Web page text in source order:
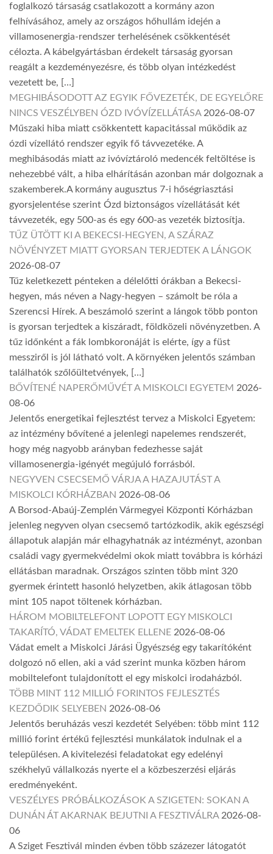
foglalkozó társaság csatlakozott a kormány azon
felhívásához, amely az országos hőhullám idején a
villamosenergia-rendszer terhelésének csökkentését
célozta. A kábelgyártásban érdekelt társaság gyorsan
reagált a kezdeményezésre, és több olyan intézkedést
vezetett be, […]
MEGHIBÁSODOTT AZ EGYIK FŐVEZETÉK, DE EGYELŐRE
NINCS VESZÉLYBEN ÓZD IVÓVÍZELLÁTÁSA 2026-08-07
Műszaki hiba miatt csökkentett kapacitással működik az
ózdi vízellátó rendszer egyik fő távvezetéke. A
meghibásodás miatt az ivóvíztároló medencék feltöltése is
nehezebbé vált, a hiba elhárításán azonban már dolgoznak a
szakemberek.A kormány augusztus 7-i hőségriasztási
gyorsjelentése szerint Ózd biztonságos vízellátását két
távvezeték, egy 500-as és egy 600-as vezeték biztosítja.
TŰZ ÜTÖTT KI A BEKECSI-HEGYEN, A SZÁRAZ
NÖVÉNYZET MIATT GYORSAN TERJEDTEK A LÁNGOK
2026-08-07
Tűz keletkezett pénteken a délelőtti órákban a Bekecsi-
hegyen, más néven a Nagy-hegyen – számolt be róla a
Szerencsi Hírek. A beszámoló szerint a lángok több ponton
is gyorsan terjedtek a kiszáradt, földközeli növényzetben. A
tűz időnként a fák lombkoronáját is elérte, így a füst
messziről is jól látható volt. A környéken jelentős számban
találhatók szőlőültetvények, […]
BŐVÍTENÉ NAPERŐMŰVÉT A MISKOLCI EGYETEM 2026-
08-06
Jelentős energetikai fejlesztést tervez a Miskolci Egyetem:
az intézmény bővítené a jelenlegi napelemes rendszerét,
hogy még nagyobb arányban fedezhesse saját
villamosenergia-igényét megújuló forrásból.
NEGYVEN CSECSEMŐ VÁRJA A HAZAJUTÁST A
MISKOLCI KÓRHÁZBAN 2026-08-06
A Borsod-Abaúj-Zemplén Vármegyei Központi Kórházban
jelenleg negyven olyan csecsemő tartózkodik, akik egészségi
állapotuk alapján már elhagyhatnák az intézményt, azonban
családi vagy gyermekvédelmi okok miatt továbbra is kórházi
ellátásban maradnak. Országos szinten több mint 320
gyermek érintett hasonló helyzetben, akik átlagosan több
mint 105 napot töltenek kórházban.
HÁROM MOBILTELEFONT LOPOTT EGY MISKOLCI
TAKARÍTÓ, VÁDAT EMELTEK ELLENE 2026-08-06
Vádat emelt a Miskolci Járási Ügyészség egy takarítóként
dolgozó nő ellen, aki a vád szerint munka közben három
mobiltelefont tulajdonított el egy miskolci irodaházból.
TÖBB MINT 112 MILLIÓ FORINTOS FEJLESZTÉS
KEZDŐDIK SELYEBEN 2026-08-06
Jelentős beruházás veszi kezdetét Selyében: több mint 112
millió forint értékű fejlesztési munkálatok indulnak el a
településen. A kivitelezési feladatokat egy edelényi
székhelyű vállalkozás nyerte el a közbeszerzési eljárás
eredményeként.
VESZÉLYES PRÓBÁLKOZÁSOK A SZIGETEN: SOKAN A
DUNÁN ÁT AKARNAK BEJUTNI A FESZTIVÁLRA 2026-08-
06
A Sziget Fesztivál minden évben több százezer látogatót